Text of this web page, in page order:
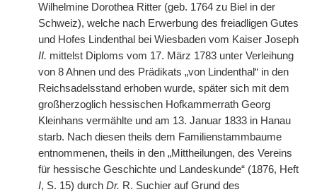
Wilhelmine Dorothea Ritter (geb. 1764 zu Biel in der
Schweiz), welche nach Erwerbung des freiadligen Gutes
und Hofes Lindenthal bei Wiesbaden vom Kaiser Joseph
II. mittelst Diploms vom 17. März 1783 unter Verleihung
von 8 Ahnen und des Prädikats „von Lindenthal“ in den
Reichsadelsstand erhoben wurde, später sich mit dem
großherzoglich hessischen Hofkammerrath Georg
Kleinhans vermählte und am 13. Januar 1833 in Hanau
starb. Nach diesen theils dem Familienstammbaume
entnommenen, theils in den „Mittheilungen, des Vereins
für hessische Geschichte und Landeskunde“ (1876, Heft
I, S. 15) durch Dr. R. Suchier auf Grund des